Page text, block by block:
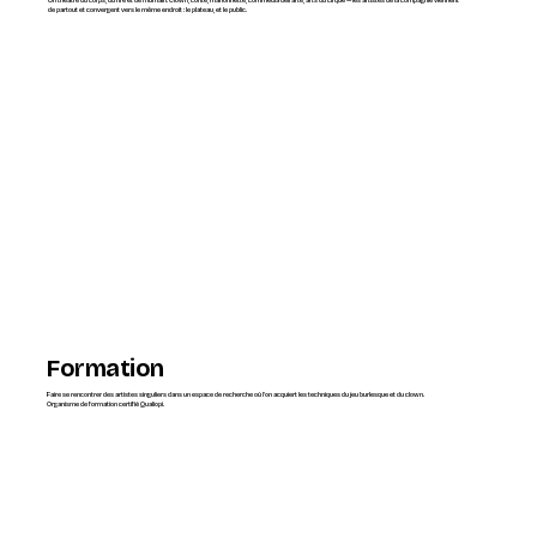
de partout et convergent vers le même endroit : le plateau, et le public.
Formation
Faire se rencontrer des artistes singuliers dans un espace de recherche où l'on acquiert les techniques du jeu burlesque et du clown.
Organisme de formation certifié Qualiopi.